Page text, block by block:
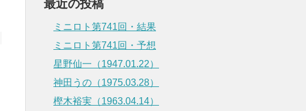
最近の投稿
ミニロト第741回・結果
ミニロト第741回・予想
星野仙一（1947.01.22）
神田うの（1975.03.28）
樫木裕実（1963.04.14）